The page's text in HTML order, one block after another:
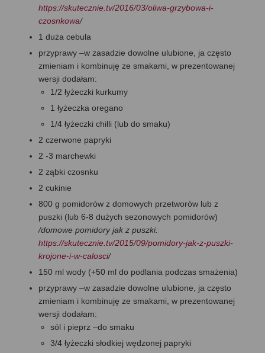
https://skutecznie.tv/2016/03/oliwa-grzybowa-i-
czosnkowa/
1 duża cebula
przyprawy –w zasadzie dowolne ulubione, ja często
zmieniam i kombinuję ze smakami, w prezentowanej
wersji dodałam:
1/2 łyżeczki kurkumy
1 łyżeczka oregano
1/4 łyżeczki chilli (lub do smaku)
2 czerwone papryki
2 -3 marchewki
2 ząbki czosnku
2 cukinie
800 g pomidorów z domowych przetworów lub z
puszki (lub 6-8 dużych sezonowych pomidorów)
/domowe pomidory jak z puszki:
https://skutecznie.tv/2015/09/pomidory-jak-z-puszki-
krojone-i-w-calosci/
150 ml wody (+50 ml do podlania podczas smażenia)
przyprawy –w zasadzie dowolne ulubione, ja często
zmieniam i kombinuję ze smakami, w prezentowanej
wersji dodałam:
sól i pieprz –do smaku
3/4 łyżeczki słodkiej wędzonej papryki